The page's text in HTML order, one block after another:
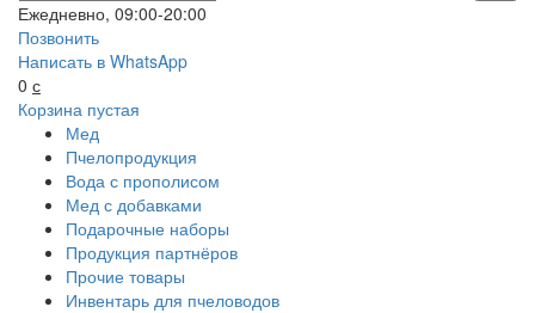
Ежедневно, 09:00-20:00
Позвонить
Написать в WhatsApp
0 с
Корзина пустая
Мед
Пчелопродукция
Вода с прополисом
Мед с добавками
Подарочные наборы
Продукция партнёров
Прочие товары
Инвентарь для пчеловодов